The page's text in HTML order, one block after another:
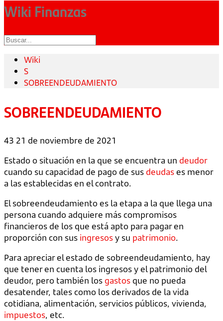
Wiki Finanzas
Wiki
S
SOBREENDEUDAMIENTO
SOBREENDEUDAMIENTO
43 21 de noviembre de 2021
Estado o situación en la que se encuentra un deudor
cuando su capacidad de pago de sus deudases menor
a las establecidas en el contrato.
El sobreendeudamiento es la etapa a la que llega una
persona cuando adquiere más compromisos
financieros de los que está apto para pagar en
proporción con sus ingresosy su patrimonio.
Para apreciar el estado de sobreendeudamiento, hay
que tener en cuenta los ingresos y el patrimonio del
deudor, pero también los gastos que no pueda
desatender, tales como los derivados de la vida
cotidiana, alimentación, servicios públicos, vivienda,
impuestos, etc.